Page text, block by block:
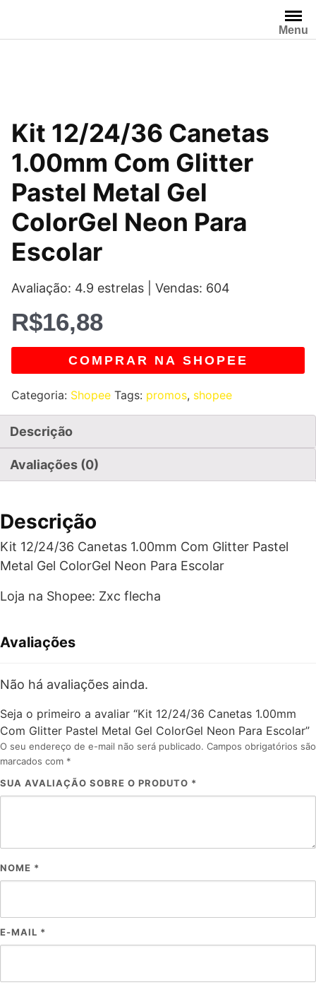
o
Menu
Kit 12/24/36 Canetas
1.00mm Com Glitter
Pastel Metal Gel
ColorGel Neon Para
Escolar
Avaliação: 4.9 estrelas | Vendas: 604
R$16,88
COMPRAR NA SHOPEE
Categoria: Shopee Tags: promos, shopee
Descrição
Avaliações (0)
Descrição
Kit 12/24/36 Canetas 1.00mm Com Glitter Pastel
Metal Gel ColorGel Neon Para Escolar
Loja na Shopee: Zxc flecha
Avaliações
Não há avaliações ainda.
Seja o primeiro a avaliar “Kit 12/24/36 Canetas 1.00mm
Com Glitter Pastel Metal Gel ColorGel Neon Para Escolar”
O seu endereço de e-mail não será publicado. Campos obrigatórios são
marcados com *
SUA AVALIAÇÃO SOBRE O PRODUTO *
NOME *
E-MAIL *